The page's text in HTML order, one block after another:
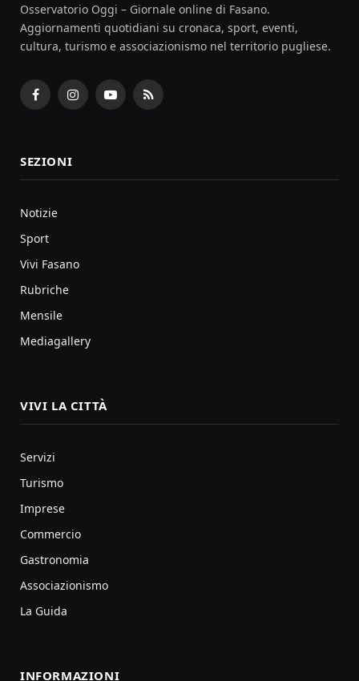
Osservatorio Oggi – Giornale online di Fasano.
Aggiornamenti quotidiani su cronaca, sport, eventi,
cultura, turismo e associazionismo nel territorio pugliese.
FacebookInstagramYouTubeRSS
SEZIONI
Notizie
Sport
Vivi Fasano
Rubriche
Mensile
Mediagallery
VIVI LA CITTÀ
Servizi
Turismo
Imprese
Commercio
Gastronomia
Associazionismo
La Guida
INFORMAZIONI